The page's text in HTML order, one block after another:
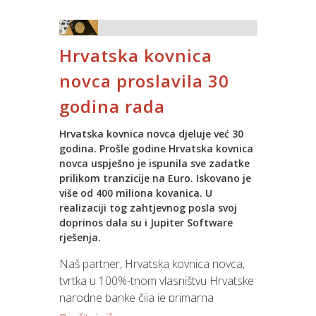
kvalitetom.
Nadzorima ISO 9001 norme Spin
unapređenje poslovnih procesa u
interesu klijenata i njihovog ukupnog
zadovoljstva kvalitetom IT usluga.
Sustav upravljanja kvalitetom obuhvaća
procese koji se odnose na djelatnosti
upravljanja, osiguranja resursa,
mjerenja i realizacije svih naših
proizvoda i usluga.
Ključni procesi obuhvaćaju razvoj IT
održavanje te IT edukacije.
Certifikacijska kuća SGS tako je
potvrdila sve segmente certifikata kao i
Hrvatska kovnica
novca proslavila 30
godina rada
Hrvatska kovnica novca djeluje već 30
godina. Prošle godine Hrvatska kovnica
novca uspješno je ispunila sve zadatke
prilikom tranzicije na Euro. Iskovano je
više od 400 miliona kovanica. U
realizaciji tog zahtjevnog posla svoj
doprinos dala su i Jupiter Software
rješenja.
Naš partner, Hrvatska kovnica novca,
tvrtka u 100%-tnom vlasništvu Hrvatske
narodne banke čija je primarna